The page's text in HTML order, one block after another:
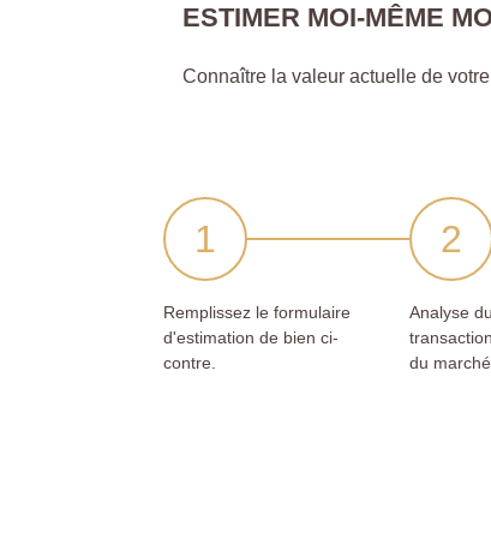
ESTIMER MOI-MÊME
Connaître la valeur actuelle de
Remplissez le formulaire
d'estimation de bien ci-
contre.
Analyse
du